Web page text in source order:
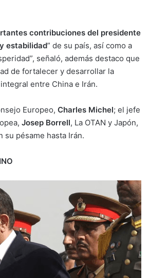
contribuciones del presidente
estabilidad” de su país, así como a
señaló, además destaco que
de fortalecer y desarrollar la
entre China e Irán.
Europeo, Charles Michel; el jefe
Josep Borrell, La OTAN y Japón,
pésame hasta Irán.